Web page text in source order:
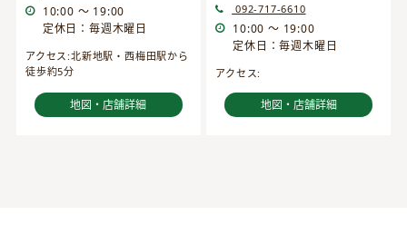
10:00 ～ 19:00
定休日：毎週木曜日
アクセス:北新地駅・西梅田駅から
徒歩約5分
地図・店舗詳細
092-717-6610
10:00 ～ 19:00
定休日：毎週木曜日
アクセス:
地図・店舗詳細